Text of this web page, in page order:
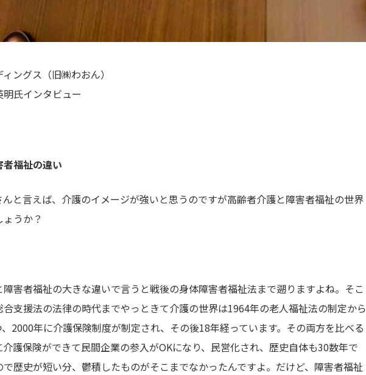
ングス（旧㈱わおん）
明氏インタビュー
福祉の違い
と言えば、介護のイメージが強いと思うのですが高齢者介護と障害者福祉の世界
うか？
害者福祉の大きな違いで言うと戦後の身体障害者福祉法まで遡りますよね。そこ
支援法の法律の時代までやっときて介護の世界は1964年の老人福祉法の制定から
2000年に介護保険制度が制定され、その後18年経っています。その両方を比べる
介護保険ができて民間企業の参入がOKになり、民営化され、歴史自体も30数年で
歴史が短い分、鬱積したものがそこまでなかったんですよ。だけど、障害者福祉